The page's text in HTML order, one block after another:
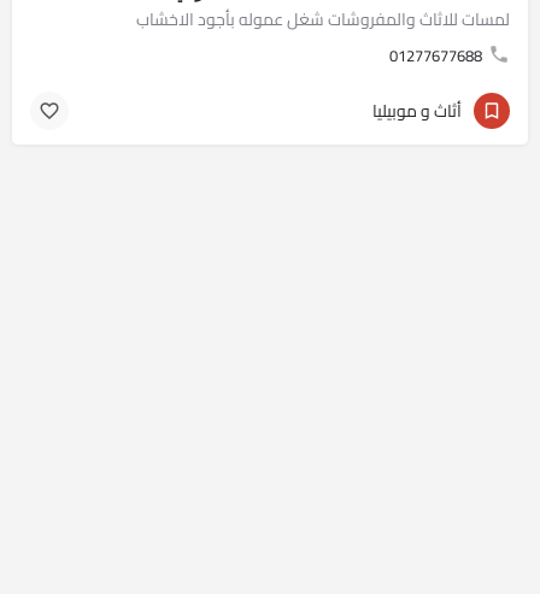
لمسات للاثاث والمفروشات شغل عموله بأجود الاخشاب
01277677688
أثاث و موبيليا